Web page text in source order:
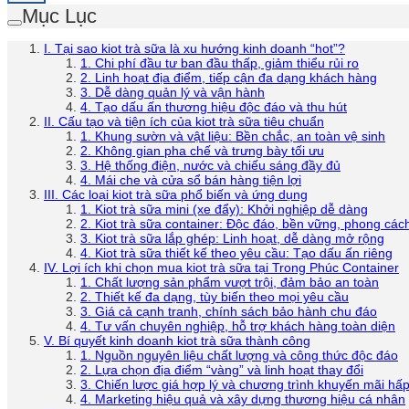
Mục Lục
I. Tại sao kiot trà sữa là xu hướng kinh doanh “hot”?
1. Chi phí đầu tư ban đầu thấp, giảm thiểu rủi ro
2. Linh hoạt địa điểm, tiếp cận đa dạng khách hàng
3. Dễ dàng quản lý và vận hành
4. Tạo dấu ấn thương hiệu độc đáo và thu hút
II. Cấu tạo và tiện ích của kiot trà sữa tiêu chuẩn
1. Khung sườn và vật liệu: Bền chắc, an toàn vệ sinh
2. Không gian pha chế và trưng bày tối ưu
3. Hệ thống điện, nước và chiếu sáng đầy đủ
4. Mái che và cửa sổ bán hàng tiện lợi
III. Các loại kiot trà sữa phổ biến và ứng dụng
1. Kiot trà sữa mini (xe đẩy): Khởi nghiệp dễ dàng
2. Kiot trà sữa container: Độc đáo, bền vững, phong
3. Kiot trà sữa lắp ghép: Linh hoạt, dễ dàng mở rộng
4. Kiot trà sữa thiết kế theo yêu cầu: Tạo dấu ấn riêng
IV. Lợi ích khi chọn mua kiot trà sữa tại Trong Phúc Container
1. Chất lượng sản phẩm vượt trội, đảm bảo an toàn
2. Thiết kế đa dạng, tùy biến theo mọi yêu cầu
3. Giá cả cạnh tranh, chính sách bảo hành chu đáo
4. Tư vấn chuyên nghiệp, hỗ trợ khách hàng toàn diện
V. Bí quyết kinh doanh kiot trà sữa thành công
1. Nguồn nguyên liệu chất lượng và công thức độc đáo
2. Lựa chọn địa điểm “vàng” và linh hoạt thay đổi
3. Chiến lược giá hợp lý và chương trình khuyến mãi
4. Marketing hiệu quả và xây dựng thương hiệu cá nhân